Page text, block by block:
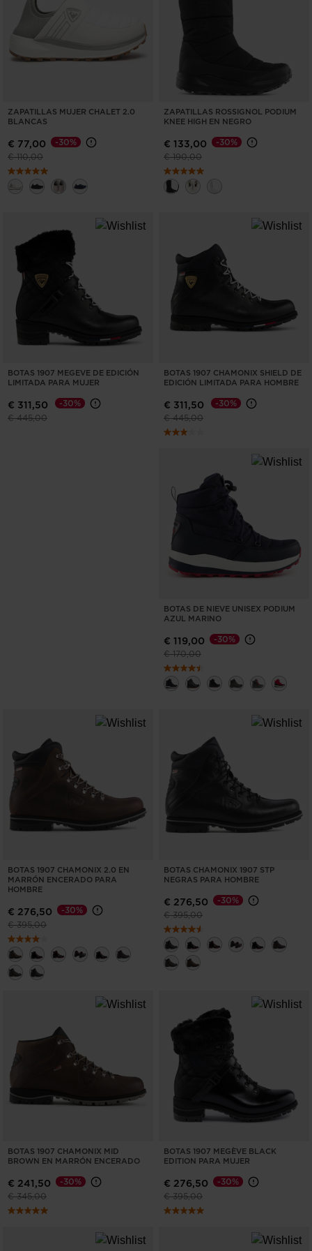
ZAPATILLAS MUJER CHALET 2.0
BLANCAS
€ 77,00
Precio reducido de
€ 110,00a
-30%
ZAPATILLAS ROSSIGNOL PODIUM
KNEE HIGH EN NEGRO
€ 133,00
Precio reducido de
€ 190,00a
-30%
BOTAS 1907 MEGEVE DE EDICIÓN
LIMITADA PARA MUJER
€ 311,50
Precio reducido de
€ 445,00a
-30%
BOTAS 1907 CHAMONIX SHIELD DE
EDICIÓN LIMITADA PARA HOMBRE
€ 311,50
Precio reducido de
€ 445,00a
-30%
BOTAS DE NIEVE UNISEX PODIUM
AZUL MARINO
€ 119,00
Precio reducido de
€ 170,00a
-30%
BOTAS 1907 CHAMONIX 2.0 EN
MARRÓN ENCERADO PARA
HOMBRE
€ 276,50
Precio reducido de
€ 395,00a
-30%
BOTAS CHAMONIX 1907 STP
NEGRAS PARA HOMBRE
€ 276,50
Precio reducido de
€ 395,00a
-30%
BOTAS 1907 CHAMONIX MID
BROWN EN MARRÓN ENCERADO
€ 241,50
Precio reducido de
€ 345,00a
-30%
BOTAS 1907 MEGÈVE BLACK
EDITION PARA MUJER
€ 276,50
Precio reducido de
€ 395,00a
-30%